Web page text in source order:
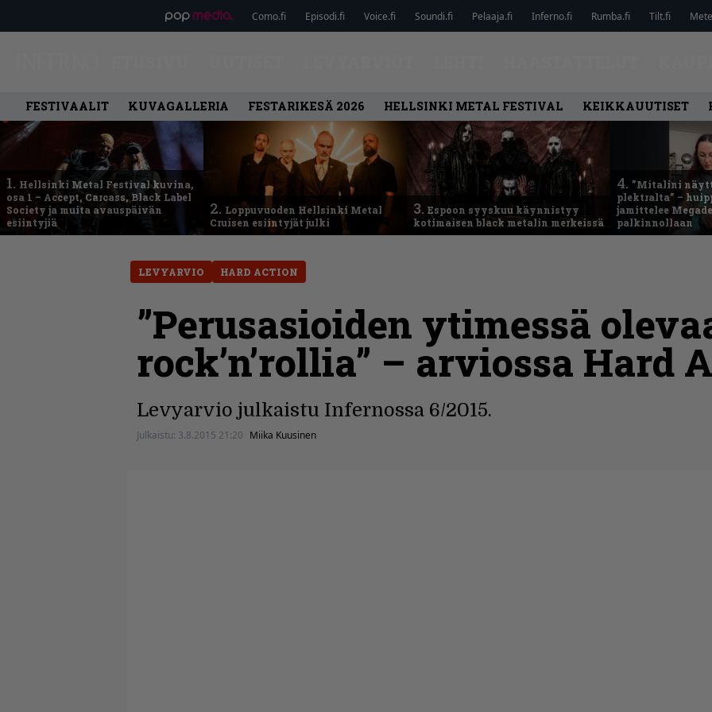
Como.fi Episodi.fi Voice.fi Soundi.fi Pelaaja.fi Inferno.fi Rumba.fi Tilt.fi
FESTIVAALIT KUVAGALLERIA FESTARIKESÄ 2026 HELLSINKI METAL FESTIVAL KEIKKAUUTISET
1. Hellsinki Metal Festival kuvina,
osa 1 – Accept, Carcass, Black Label
Society ja muita avauspäivän
esiintyjiä
2. Loppuvuoden Hellsinki Metal
Cruisen esiintyjät julki
3. Espoon syyskuu käynnistyy
kotimaisen black metalin merkeissä
4. ”Mitalini
plektralta” –
jamittelee
palkinnollaan
LEVYARVIO HARD ACTION
”Perusasioiden ytimessä
rock’n’rollia” – arviossa Hard
Levyarvio julkaistu Infernossa 6/2015.
Julkaistu: 3.8.2015 21:20 Miika Kuusinen